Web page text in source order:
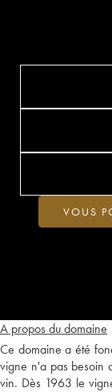
A propos du domaine
Ce domaine a été
vigne n'a pas besoin
vin. Dès 1963 le
VOUS